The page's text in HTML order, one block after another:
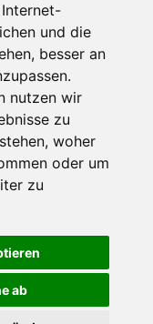
und die
besser an
nutzen wir
zu
woher
oder um
zu
ab
wurde
sich